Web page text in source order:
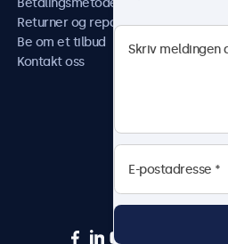
Betalingsmetoder
Returner og reparer
Be om et tilbud
Kontakt oss